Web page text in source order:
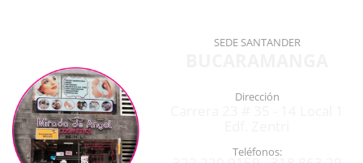
SEDE SANTANDER
Dirección
Teléfonos: